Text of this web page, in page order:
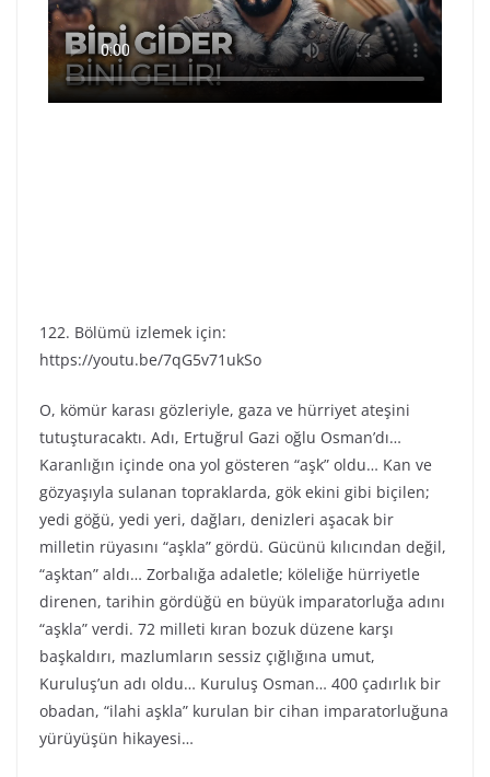
122. Bölümü izlemek için:
https://youtu.be/7qG5v71ukSo
O, kömür karası gözleriyle, gaza ve hürriyet ateşini
tutuşturacaktı. Adı, Ertuğrul Gazi oğlu Osman’dı…
Karanlığın içinde ona yol gösteren “aşk” oldu… Kan ve
gözyaşıyla sulanan topraklarda, gök ekini gibi biçilen;
yedi göğü, yedi yeri, dağları, denizleri aşacak bir
milletin rüyasını “aşkla” gördü. Gücünü kılıcından değil,
“aşktan” aldı… Zorbalığa adaletle; köleliğe hürriyetle
direnen, tarihin gördüğü en büyük imparatorluğa adını
“aşkla” verdi. 72 milleti kıran bozuk düzene karşı
başkaldırı, mazlumların sessiz çığlığına umut,
Kuruluş’un adı oldu… Kuruluş Osman… 400 çadırlık bir
obadan, “ilahi aşkla” kurulan bir cihan imparatorluğuna
yürüyüşün hikayesi…